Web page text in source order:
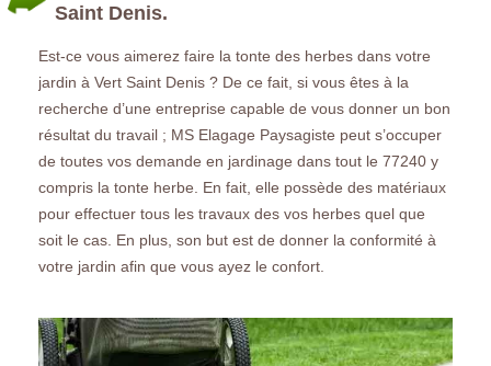
Saint Denis.
Est-ce vous aimerez faire la tonte des herbes dans votre
jardin à Vert Saint Denis ? De ce fait, si vous êtes à la
recherche d’une entreprise capable de vous donner un bon
résultat du travail ; MS Elagage Paysagiste peut s’occuper
de toutes vos demande en jardinage dans tout le 77240 y
compris la tonte herbe. En fait, elle possède des matériaux
pour effectuer tous les travaux des vos herbes quel que
soit le cas. En plus, son but est de donner la conformité à
votre jardin afin que vous ayez le confort.